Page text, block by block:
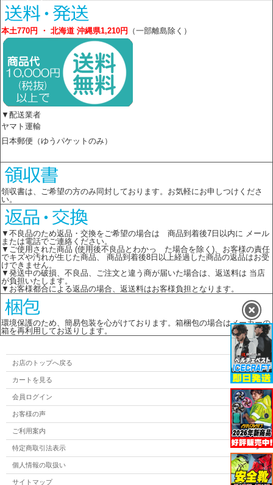
本土770円 ・ 北海道 沖縄県1,210円 （一部離島除く）
▼配送業者
ヤマト運輸
日本郵便（ゆうパケットのみ）
領収書は、ご希望の方のみ同封しております。お気軽にお申しつけくださ
い。
▼不良品のため返品・交換をご希望の場合は 商品到着後7日以内に メール
または電話でご連絡ください。
▼ご使用された商品 (使用後不良品とわかっ た場合を除く)、お客様の責任
でキズや汚れが生じた商品、 商品到着後8日以上経過した商品の返品はお受
けできません。
▼発送中の破損、不良品、ご注文と違う商が届いた場合は、返送料は 当店
が負担いたします。
▼お客様都合による返品の場合、返送料はお客様負担となります。
環境保護のため、簡易包装を心がけております。箱梱包の場合はメーカーの
箱を再利用してお送りします。
お店のトップへ戻る
カートを見る
会員ログイン
お客様の声
ご利用案内
特定商取引法表示
個人情報の取扱い
サイトマップ